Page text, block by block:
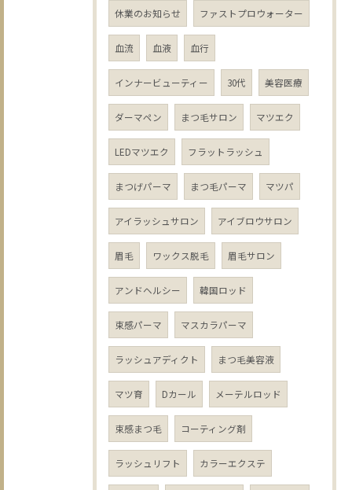
休業のお知らせ ファストプロウォーター
血流 血液 血行
インナービューティー 30代 美容医療
ダーマペン まつ毛サロン マツエク
LEDマツエク フラットラッシュ
まつげパーマ まつ毛パーマ マツパ
アイラッシュサロン アイブロウサロン
眉毛 ワックス脱毛 眉毛サロン
アンドヘルシー 韓国ロッド
束感パーマ マスカラパーマ
ラッシュアディクト まつ毛美容液
マツ育 Dカール メーテルロッド
束感まつ毛 コーティング剤
ラッシュリフト カラーエクステ